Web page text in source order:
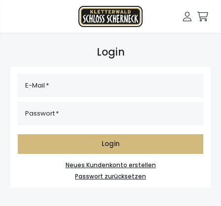
Login
E-Mail
Passwort
Login
Neues Kundenkonto erstellen
Passwort zurücksetzen